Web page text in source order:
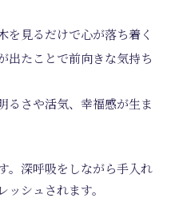
を見るだけで心が落ち着く
出たことで前向きな気持ち
るさや活気、幸福感が生ま
。深呼吸をしながら手入れ
シュされます。